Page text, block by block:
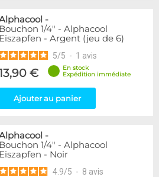
53
61
44
153
4
12
-
Bouchon 1/4" - Alphacool
Eiszapfen - Argent (jeu de 6)
5/5 - 1 avis
€
En stock
Expédition immédiate
Ajouter au panier
-
Bouchon 1/4" - Alphacool
Eiszapfen - Noir
4.9/5 - 8 avis